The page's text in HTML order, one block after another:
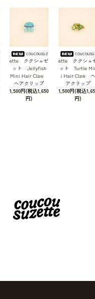
coucousuz
ette ククシュゼ
ット Jellyfish
Mini Hair Claw
ヘアクリップ
1,500円(税込1,650
円)
ette ククシュ
ット Turtle
i Hair Claw ヘ
アクリップ
1,500円(税込
円)